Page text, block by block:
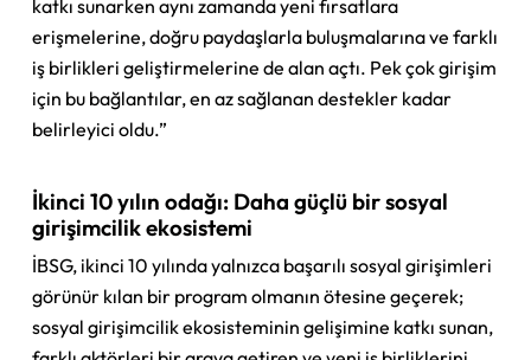
katkı sunarken aynı zamanda yeni fırsatlara
erişmelerine, doğru paydaşlarla buluşmalarına ve farklı
iş birlikleri geliştirmelerine de alan açtı. Pek çok girişim
için bu bağlantılar, en az sağlanan destekler kadar
belirleyici oldu.”
İkinci 10 yılın odağı: Daha güçlü bir sosyal
girişimcilik ekosistemi
İBSG, ikinci 10 yılında yalnızca başarılı sosyal girişimleri
görünür kılan bir program olmanın ötesine geçerek;
sosyal girişimcilik ekosisteminin gelişimine katkı sunan,